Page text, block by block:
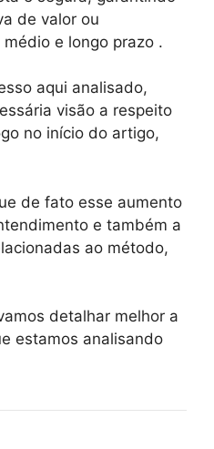
de valor ou
e longo prazo .
aqui analisado,
visão a respeito
no início do artigo,
de fato esse aumento
e também a
ao método,
detalhar melhor a
estamos analisando